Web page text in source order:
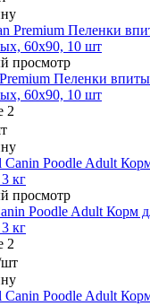
просмотр
Пеленки
60х90, 10 шт
2
просмотр
Poodle Adult Корм
кг
2